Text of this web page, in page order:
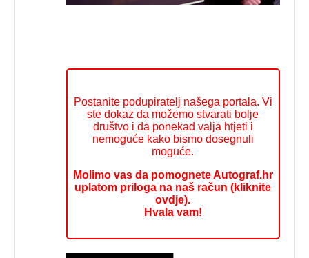
Postanite podupiratelj našega portala. Vi
ste dokaz da možemo stvarati bolje
društvo i da ponekad valja htjeti i
nemoguće kako bismo dosegnuli
moguće.
Molimo vas da pomognete Autograf.hr
uplatom priloga na naš račun (kliknite
ovdje).
Hvala vam!